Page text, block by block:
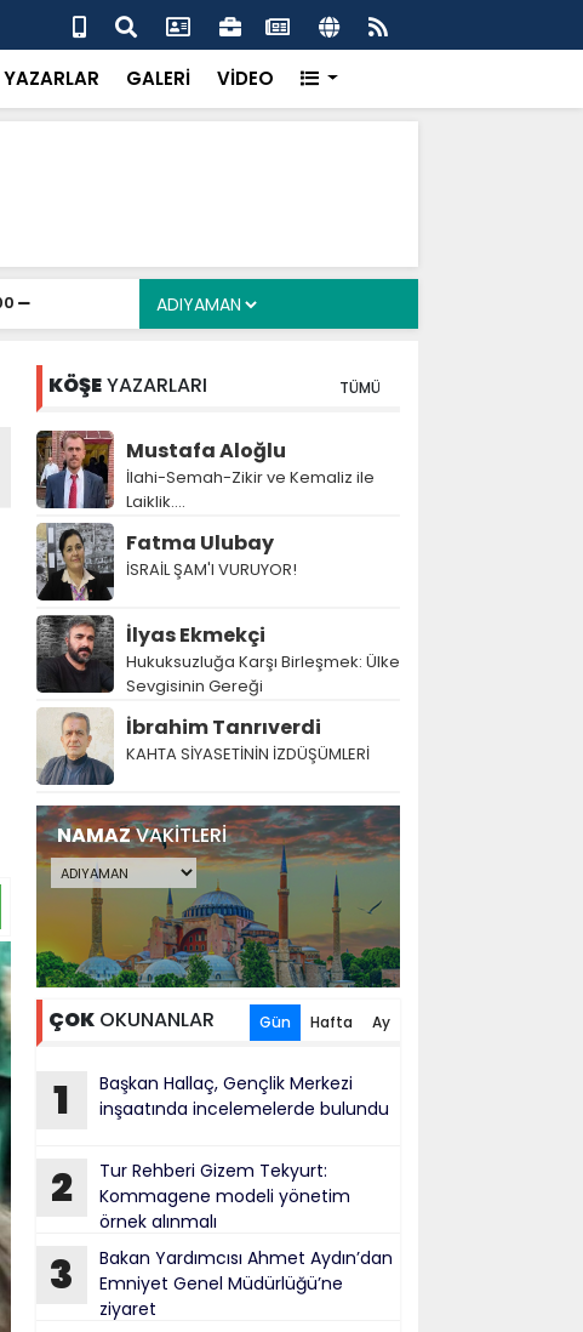
Dalyan: ‘Fransız Enstitüsü raporu, Adıyaman'daki siyasi
'metroköy' kavramıyla açıklıyor’
YAZARLAR GALERİ VİDEO
KÖŞEYAZARLARI TÜMÜ
Mustafa Aloğlu
İlahi-Semah-Zikir ve Kemaliz ile
Laiklik….
Fatma Ulubay
İSRAİL ŞAM'I VURUYOR!
İlyas Ekmekçi
Hukuksuzluğa Karşı Birleşmek: Ülke
Sevgisinin Gereği
İbrahim Tanrıverdi
KAHTA SİYASETİNİN İZDÜŞÜMLERİ
NAMAZVAKİTLERİ
ÇOKOKUNANLAR Gün Hafta Ay
1
Başkan Hallaç, Gençlik Merkezi
inşaatında incelemelerde bulundu
2
Tur Rehberi Gizem Tekyurt:
Kommagene modeli yönetim
örnek alınmalı
3
Bakan Yardımcısı Ahmet Aydın’dan
Emniyet Genel Müdürlüğü’ne
ziyaret